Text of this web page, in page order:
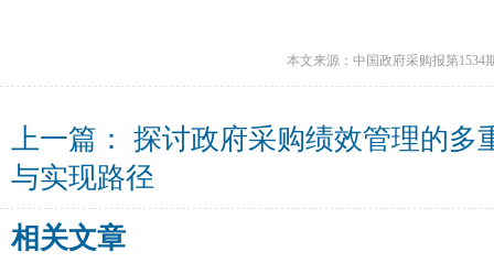
本文来源：中国政府采购报第1534
上一篇： 探讨政府采购绩效管理的多
与实现路径
相关文章